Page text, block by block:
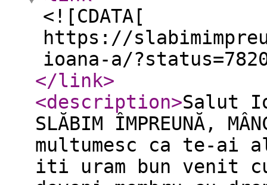
<![CDATA[
https://
ioana-a/
</link>
<description>Salut
SLĂBIM ÎMPREUNĂ,
multumesc ca te-ai
iti uram bun venit